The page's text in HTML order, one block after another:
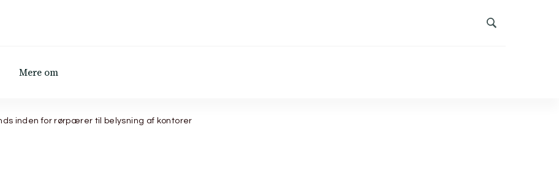
Mere om
inden for rørpærer til belysning af kontorer